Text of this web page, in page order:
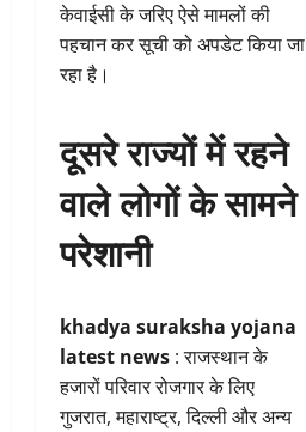
केवाईसी के जरिए ऐसे मामलों की
पहचान कर सूची को अपडेट किया जा
रहा है।
दूसरे राज्यों में रहने
वाले लोगों के सामने
परेशानी
khadya suraksha yojana
latest news : राजस्थान के
हजारों परिवार रोजगार के लिए
गुजरात, महाराष्ट्र, दिल्ली और अन्य